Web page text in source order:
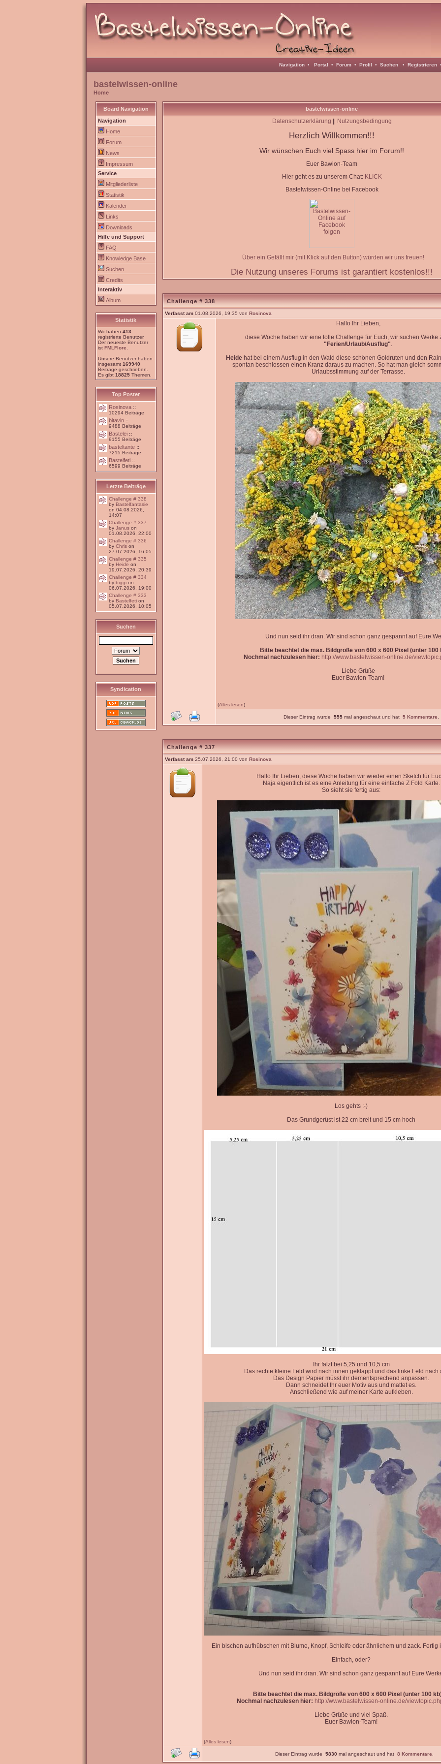
Navigation• Portal • Forum• Profil • Suchen• Registrieren
bastelwissen-online
Home
Board Navigation
Navigation
Home
Forum
News
Impressum
Service
Mitgliederliste
Statistik
Kalender
Links
Downloads
Hilfe und Support
FAQ
Knowledge Base
Suchen
Credits
Interaktiv
Album
Statistik
Wir haben 413
registrierte Benutzer.
Der neueste Benutzer
ist FMLFlore
Unsere Benutzer haben
insgesamt 169940
Beiträge geschrieben.
Es gibt 18825Themen.
Top Poster
Rosinova ::
10294 Beiträge
bitavin ::
9488 Beiträge
Bastelei ::
9155 Beiträge
basteltante ::
7215 Beiträge
Bastelfeti ::
6599 Beiträge
Letzte Beiträge
Challenge # 338
by Bastelfantasie
on 04.08.2026,
14:07
Challenge # 337
by Januson
01.08.2026, 22:00
Challenge # 336
by Chrison
27.07.2026, 16:05
Challenge # 335
by Heide on
19.07.2026, 20:39
Challenge # 334
by biggion
06.07.2026, 19:00
Challenge # 333
by Bastelfetion
05.07.2026, 10:05
Suchen
Syndication
bastelwissen-online
Datenschutzerklärung Nutzungsbedingung
Herzlich Willkommen!!!
Wir wünschen Euch viel Spass hier im Forum!!
Euer Bawion-Team
Hier geht es zu unserem Chat: KLICK
Bastelwissen-Online bei Facebook
Über ein Gefällt mir (mit Klick auf den Button) würden wir uns freuen!
Die Nutzung unseres Forums ist garantiert kostenlos!!!
Challenge # 338
Verfasst am01.08.2026, 19:35 von Rosinova
Hallo Ihr Lieben,
diese Woche haben wir eine tolle Challenge für Euch, wir suchen Werke
"Ferien/Urlaub/Ausflug".
Heide hat bei einem Ausflug in den Wald diese schönen Goldruten und den
spontan beschlossen einen Kranz daraus zu machen. So hat man gleich
Urlaubsstimmung auf der Terrasse.
Und nun seid ihr dran. Wir sind schon ganz gespannt auf Eure
Bitte beachtet die max. Bildgröße von 600 x 600 Pixel (unter 100
Nochmal nachzulesen hier: http://www.bastelwissen-online.de/
Liebe Grüße
Euer Bawion-Team!
(Alles lesen)
Dieser Eintrag wurde 555mal angeschaut und hat 5 Kommentare
Challenge # 337
Verfasst am25.07.2026, 21:00 von Rosinova
Hallo Ihr Lieben, diese Woche haben wir wieder einen Sketch für
Naja eigentlich ist es eine Anleitung für eine einfache Z Fold Karte.
So sieht sie fertig aus:
Los gehts :-)
Das Grundgerüst ist 22 cm breit und 15 cm hoch
Ihr falzt bei 5,25 und 10,5 cm
Das rechte kleine Feld wird nach innen geklappt und das linke Feld nach
Das Design Papier müsst ihr dementsprechend anpassen.
Dann schneidet Ihr euer Motiv aus und mattet es.
Anschließend wie auf meiner Karte aufkleben.
Ein bischen aufhübschen mit Blume, Knopf, Schleife oder ähnlichem und zack. Fertig
Einfach, oder?
Und nun seid ihr dran. Wir sind schon ganz gespannt auf Eure
Bitte beachtet die max. Bildgröße von 600 x 600 Pixel (unter 100
Nochmal nachzulesen hier: http://www.bastelwissen-online.de/
Liebe Grüße und viel Spaß.
Euer Bawion-Team!
(Alles lesen)
Dieser Eintrag wurde 5830 mal angeschaut und hat 8 Kommentare